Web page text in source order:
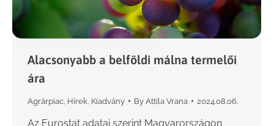
Alacsonyabb a belföldi málna termelői
ára
Agrárpiac Hírek Kiadvány By Attila Vrana 2024.08.06.
Az Eurostat adatai szerint Magyarországon